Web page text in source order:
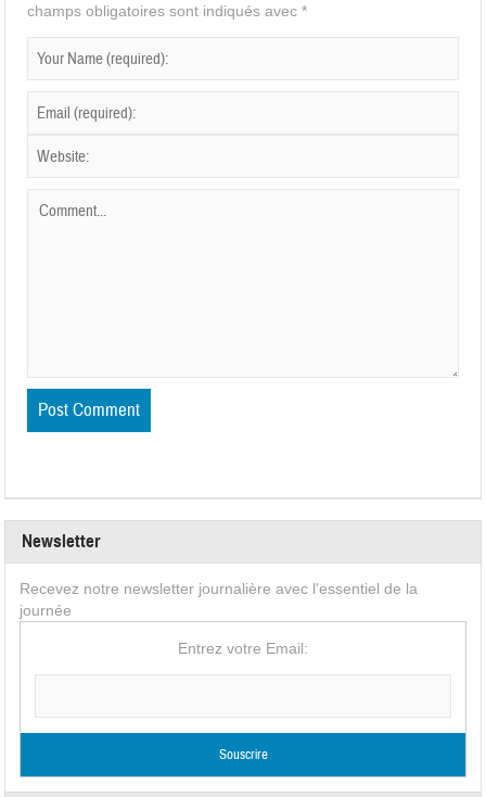
champs obligatoires sont indiqués avec*
Newsletter
Recevez notre newsletter journalière avec l'essentiel de la
journée
Entrez votre Email: